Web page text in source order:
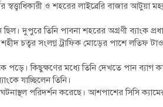
ও শহরের লাইব্রেরি বাজার আটুয়া
ছিল। দুপুরে তিনি পাবনা শহরের অগ্রণী ব্যাংক
চত্বর সংলগ্ন ট্রাফিক মোড়ের পাশে লতিফ
কিছুক্ষণের মধ্যে তিনি দেখতে পান ব্যাগ
যাচ্ছিলেন তিনি।
পরিদর্শন করেছে। আশপাশের সিসি